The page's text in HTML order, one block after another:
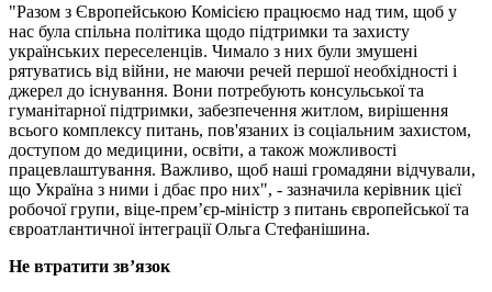
"Разом з Європейською Комісією працюємо над тим, щоб у
нас була спільна політика щодо підтримки та захисту
українських переселенців. Чимало з них були змушені
рятуватись від війни, не маючи речей першої необхідності і
джерел до існування. Вони потребують консульської та
гуманітарної підтримки, забезпечення житлом, вирішення
всього комплексу питань, пов'язаних із соціальним захистом,
доступом до медицини, освіти, а також можливості
працевлаштування. Важливо, щоб наші громадяни відчували,
що Україна з ними і дбає про них", - зазначила керівник цієї
робочої групи, віце-прем’єр-міністр з питань європейської та
євроатлантичної інтеграції Ольга Стефанішина.
Не втратити зв’язок